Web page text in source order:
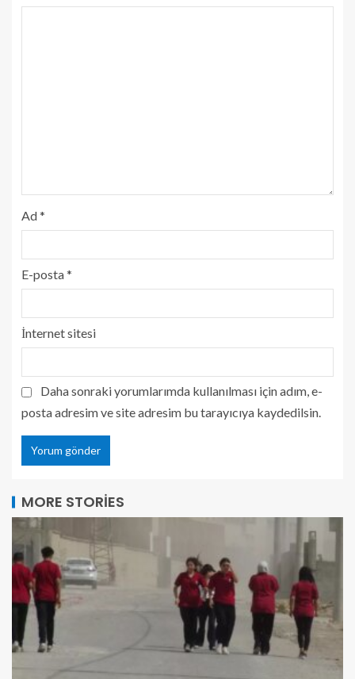
Ad*
E-posta*
İnternet sitesi
Daha sonraki yorumlarımda kullanılması için adım, e-
posta adresim ve site adresim bu tarayıcıya kaydedilsin.
MORE STORIES